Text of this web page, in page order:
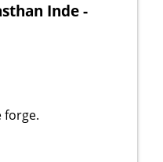
Inde -
forge.